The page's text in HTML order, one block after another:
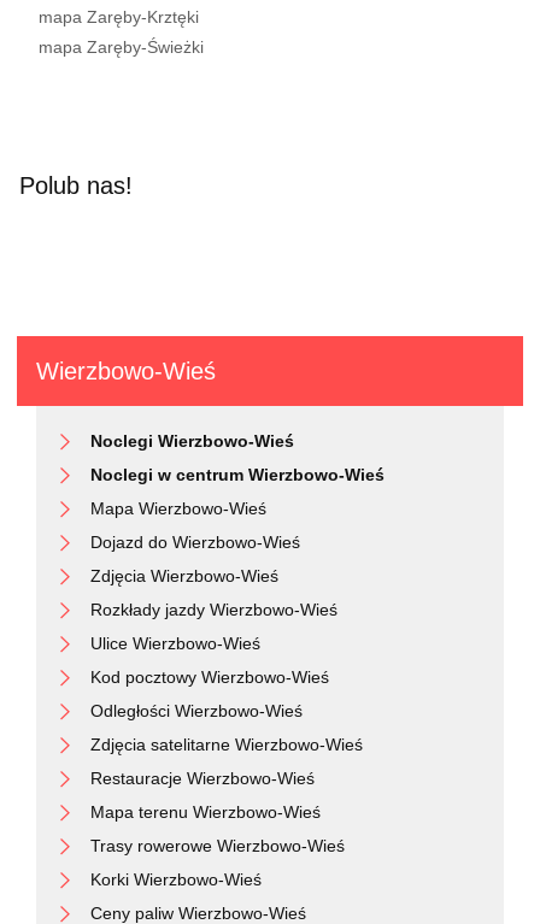
mapa Zaręby-Krztęki
mapa Zaręby-Świeżki
Polub nas!
Wierzbowo-Wieś
Noclegi Wierzbowo-Wieś
Noclegi w centrum Wierzbowo-Wieś
Mapa Wierzbowo-Wieś
Dojazd do Wierzbowo-Wieś
Zdjęcia Wierzbowo-Wieś
Rozkłady jazdy Wierzbowo-Wieś
Ulice Wierzbowo-Wieś
Kod pocztowy Wierzbowo-Wieś
Odległości Wierzbowo-Wieś
Zdjęcia satelitarne Wierzbowo-Wieś
Restauracje Wierzbowo-Wieś
Mapa terenu Wierzbowo-Wieś
Trasy rowerowe Wierzbowo-Wieś
Korki Wierzbowo-Wieś
Ceny paliw Wierzbowo-Wieś